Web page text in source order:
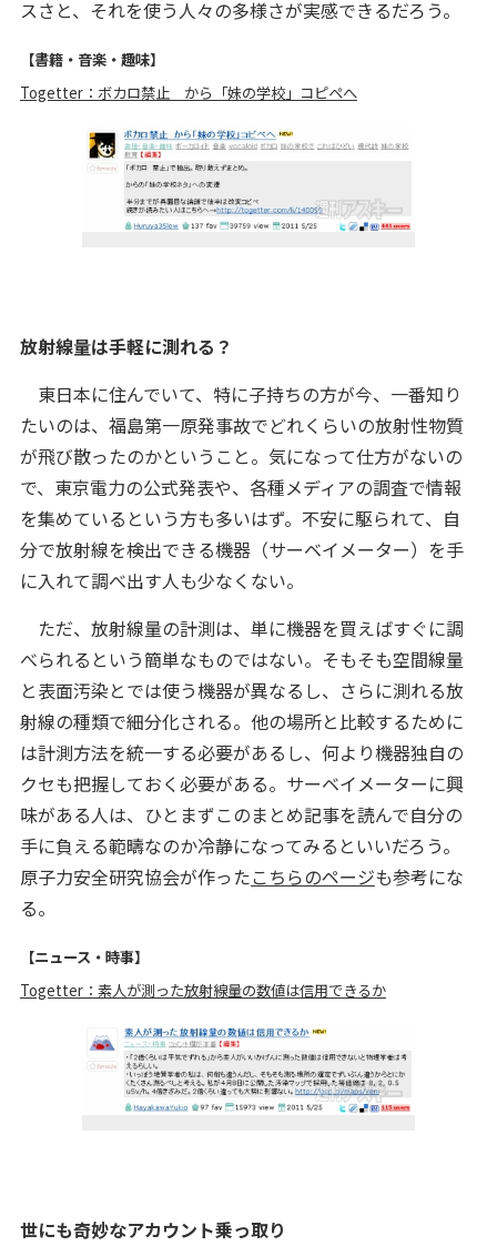
スさと、それを使う人々の多様さが実感できるだろう。
【書籍・音楽・趣味】
Togetter：ボカロ禁止 から「妹の学校」コピペへ
放射線量は手軽に測れる？
東日本に住んでいて、特に子持ちの方が今、一番知り
たいのは、福島第一原発事故でどれくらいの放射性物質
が飛び散ったのかということ。気になって仕方がないの
で、東京電力の公式発表や、各種メディアの調査で情報
を集めているという方も多いはず。不安に駆られて、自
分で放射線を検出できる機器（サーベイメーター）を手
に入れて調べ出す人も少なくない。
ただ、放射線量の計測は、単に機器を買えばすぐに調
べられるという簡単なものではない。そもそも空間線量
と表面汚染とでは使う機器が異なるし、さらに測れる放
射線の種類で細分化される。他の場所と比較するために
は計測方法を統一する必要があるし、何より機器独自の
クセも把握しておく必要がある。サーベイメーターに興
味がある人は、ひとまずこのまとめ記事を読んで自分の
手に負える範疇なのか冷静になってみるといいだろう。
原子力安全研究協会が作ったこちらのページも参考にな
る。
【ニュース・時事】
Togetter：素人が測った放射線量の数値は信用できるか
世にも奇妙なアカウント乗っ取り